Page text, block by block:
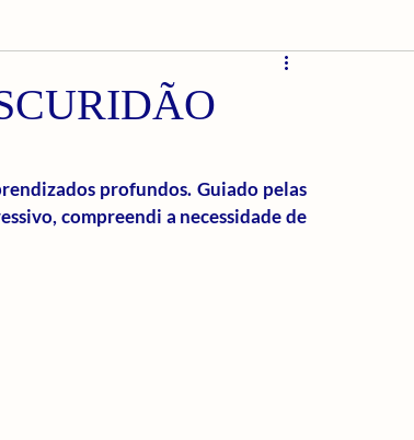
profundos. Guiado pelas
compreendi a necessidade de